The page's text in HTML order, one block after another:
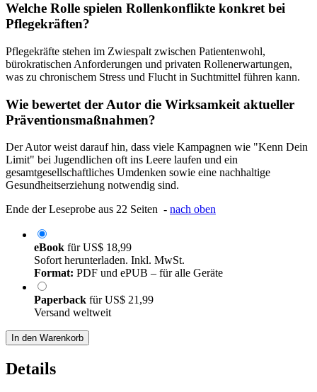
Welche Rolle spielen Rollenkonflikte konkret bei
Pflegekräften?
Pflegekräfte stehen im Zwiespalt zwischen Patientenwohl,
bürokratischen Anforderungen und privaten Rollenerwartungen,
was zu chronischem Stress und Flucht in Suchtmittel führen kann.
Wie bewertet der Autor die Wirksamkeit aktueller
Präventionsmaßnahmen?
Der Autor weist darauf hin, dass viele Kampagnen wie "Kenn Dein
Limit" bei Jugendlichen oft ins Leere laufen und ein
gesamtgesellschaftliches Umdenken sowie eine nachhaltige
Gesundheitserziehung notwendig sind.
Ende der Leseprobe aus 22 Seiten - nach oben
eBook fürUS$ 18,99
Sofort herunterladen. Inkl. MwSt.
Format: PDF und ePUB – für alle Geräte
Paperback fürUS$ 21,99
Versand weltweit
In den Warenkorb
Details